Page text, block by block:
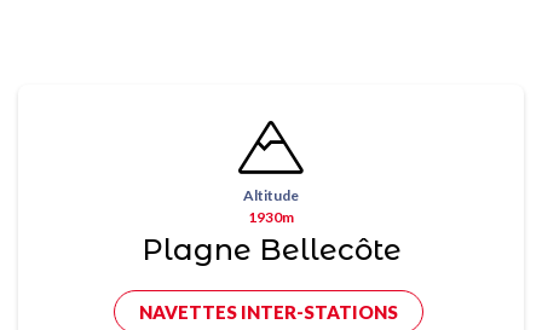
Altitude
1930m
Plagne Bellecôte
NAVETTES INTER-STATIONS